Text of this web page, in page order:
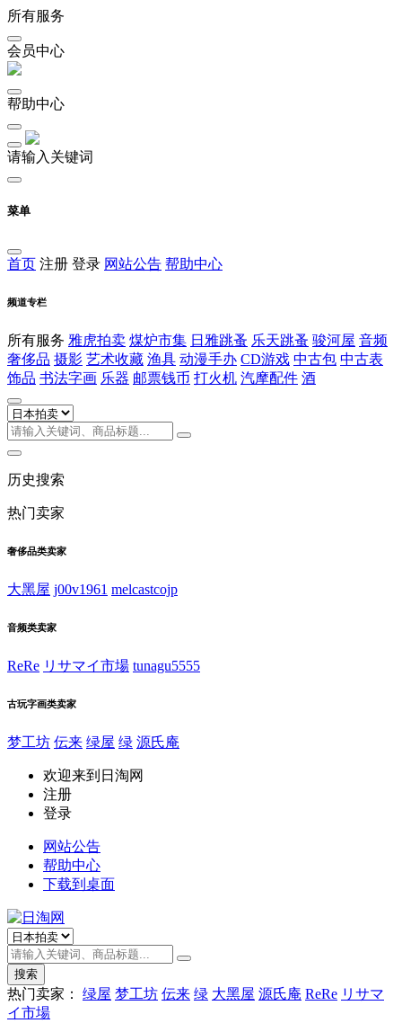
所有服务
会员中心
帮助中心
请输入关键词
菜单
首页 注册 登录 网站公告 帮助中心
频道专栏
所有服务 雅虎拍卖 煤炉市集 日雅跳蚤 乐天跳蚤 骏河屋 音频
奢侈品 摄影 艺术收藏 渔具 动漫手办 CD游戏 中古包 中古表
饰品 书法字画 乐器 邮票钱币 打火机 汽摩配件 酒
历史搜索
热门卖家
奢侈品类卖家
大黑屋 j00v1961 melcastcojp
音频类卖家
ReRe リサマイ市場 tunagu5555
古玩字画类卖家
梦工坊 伝来 绿屋 绿 源氏庵
欢迎来到日淘网
注册
登录
网站公告
帮助中心
下载到桌面
搜索
热门卖家： 绿屋 梦工坊 伝来 绿 大黑屋 源氏庵 ReRe リサマ
イ市場